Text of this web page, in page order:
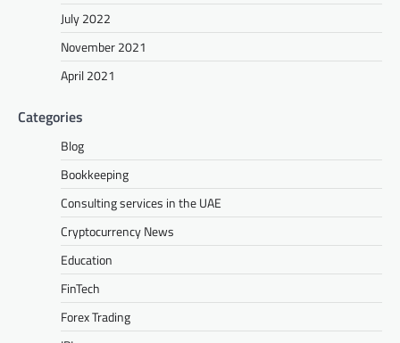
July 2022
November 2021
April 2021
Categories
Blog
Bookkeeping
Consulting services in the UAE
Cryptocurrency News
Education
FinTech
Forex Trading